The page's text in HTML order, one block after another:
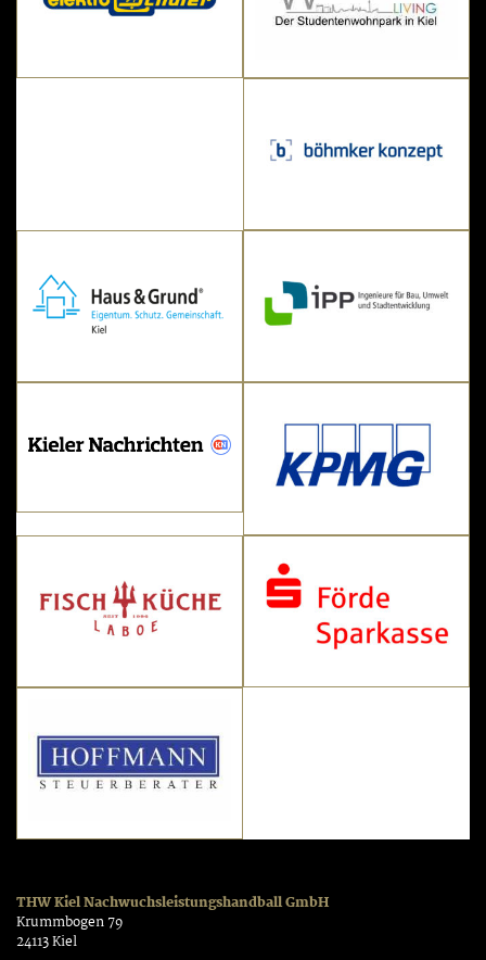
THW Kiel Nachwuchsleistungshandball GmbH
Krummbogen 79
24113 Kiel